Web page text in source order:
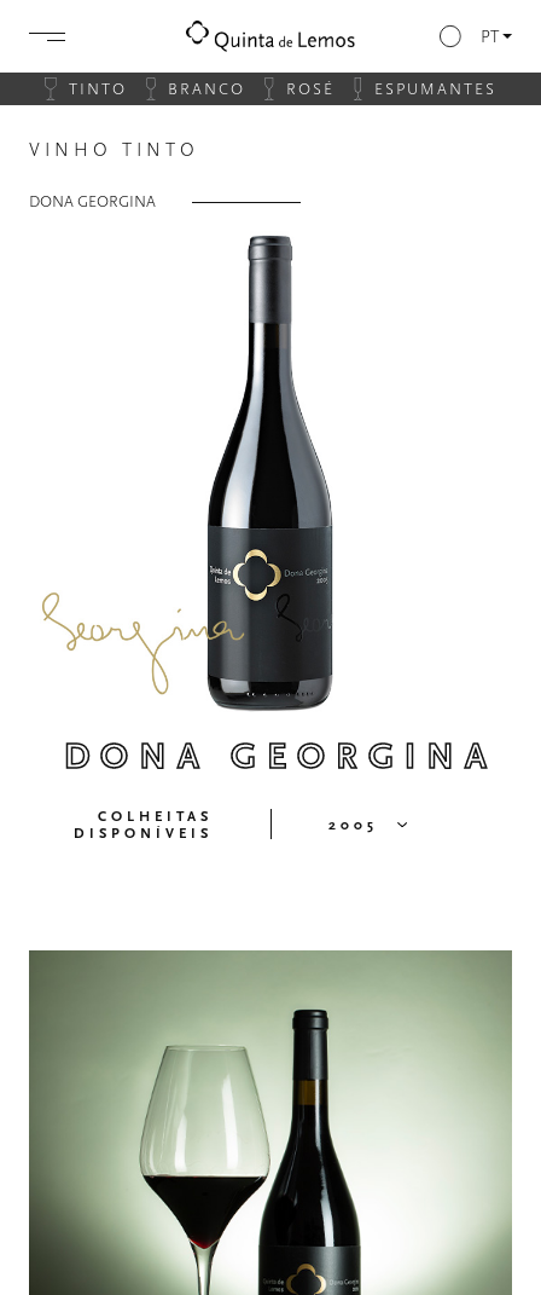
PT
TINTO BRANCO ROSÉ ESPUMANTES
VINHO TINTO
DONA GEORGINA
DONA GEORGINA
COLHEITAS
DISPONÍVEIS
2005